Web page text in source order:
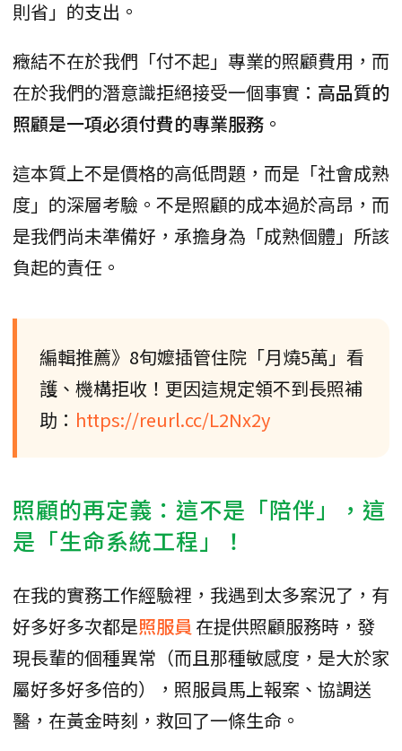
則省」的支出。
癥結不在於我們「付不起」專業的照顧費用，而
在於我們的潛意識拒絕接受一個事實： 高品質的
照顧是一項必須付費的專業服務 。
這本質上不是價格的高低問題，而是「社會成熟
度」的深層考驗。不是照顧的成本過於高昂，而
是我們尚未準備好，承擔身為「成熟個體」所該
負起的責任。
編輯推薦》8旬嬤插管住院「月燒5萬」看
護、機構拒收！更因這規定領不到長照補
助： https://reurl.cc/L2Nx2y
照顧的再定義：這不是「陪伴」，這
是「生命系統工程」！
在我的實務工作經驗裡，我遇到太多案況了，有
好多好多次都是照服員 在提供照顧服務時，發
現長輩的個種異常（而且那種敏感度，是大於家
屬好多好多倍的），照服員馬上報案、協調送
醫，在黃金時刻，救回了一條生命。